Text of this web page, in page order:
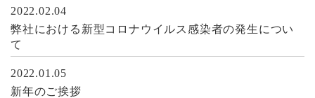
2022.02.04
弊社における新型コロナウイルス感染者の発生につい
て
2022.01.05
新年のご挨拶